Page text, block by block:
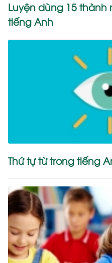
Luyện dùng 15
tiếng Anh
Thứ tự từ trong tiếng